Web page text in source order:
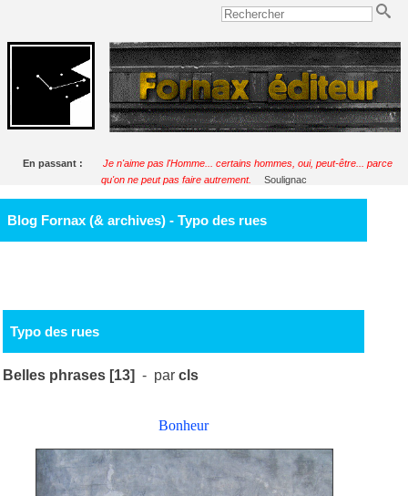
En passant :
Je n'aime pas l'Homme... certains hommes, oui, peut-être... parce
qu'on ne peut pas faire autrement.
Soulignac
Blog Fornax (& archives) - Typo des rues
Typo des rues
Belles phrases [13] - parcls
Bonheur